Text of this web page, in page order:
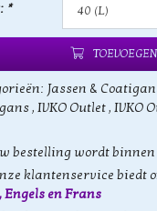
*
Jassen &
, IVKO Outlet, IVKO
bestelling wordt binnen
klantenservice biedt
Engels en Frans